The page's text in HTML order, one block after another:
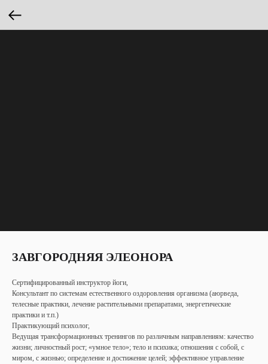
ЗАВГОРОДНЯЯ ЭЛЕОНОРА
Сертифицированный инструктор йоги,
Консультант по системам естественного оздоровления организма (аюрведа,
телесные практики, лечение растительными препаратами, энергетические
практики и т.п.)
Практикующий психолог,
Ведущая трансформационных тренингов по различным направлениям: качество
жизни; личностный рост; «умное тело»; тело и психика; отношения с собой, с
миром, с жизнью; определение и достижение целей; эффективное управление